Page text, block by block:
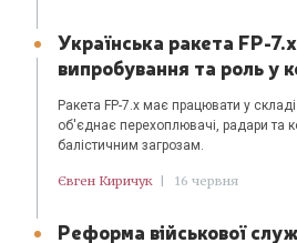
Українська ракета FP-
випробування та роль у
Ракета FP-7.x має працювати у
об'єднає перехоплювачі, радари та
балістичним загрозам.
Євген Киричук | 16 червня
Реформа військової